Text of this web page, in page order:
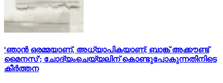
‘ഞാൻ ഒരമ്മയാണ്, അധ്യാപികയാണ്; ബാങ്ക് അക്കൗണ്ട്
മൈനസ്’; ചോദ്യംചെയ്യലിന് കൊണ്ടുപോകുന്നതിനിടെ
കീർത്തന